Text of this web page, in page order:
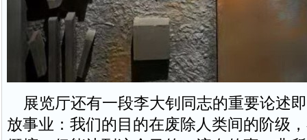
展览厅还有一段李大钊同志的重要论述
放事业：我们的目的在废除人类间的阶级